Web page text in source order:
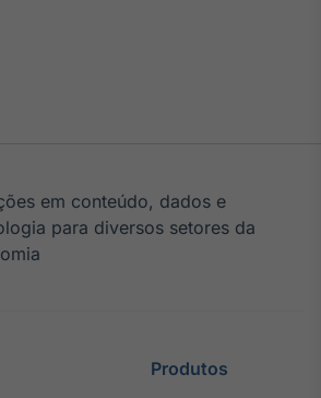
em conteúdo, dados e
para diversos setores da
Produtos